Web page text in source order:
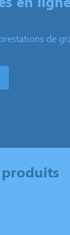
de
produits